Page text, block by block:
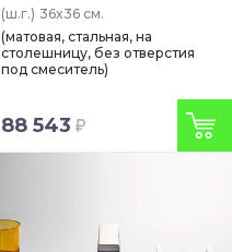
(ш.г.) 36x36 см.
(матовая, стальная, на
столешницу, без отверстия
под смеситель)
88 543